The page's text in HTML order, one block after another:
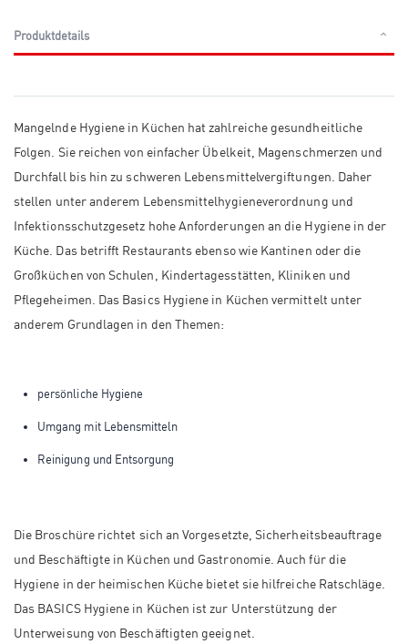
Produktdetails
Mangelnde Hygiene in Küchen hat zahlreiche gesundheitliche
Folgen. Sie reichen von einfacher Übelkeit, Magenschmerzen und
Durchfall bis hin zu schweren Lebensmittelvergiftungen. Daher
stellen unter anderem Lebensmittelhygieneverordnung und
Infektionsschutzgesetz hohe Anforderungen an die Hygiene in der
Küche. Das betrifft Restaurants ebenso wie Kantinen oder die
Großküchen von Schulen, Kindertagesstätten, Kliniken und
Pflegeheimen. Das Basics Hygiene in Küchen vermittelt unter
anderem Grundlagen in den Themen:
persönliche Hygiene
Umgang mit Lebensmitteln
Reinigung und Entsorgung
Die Broschüre richtet sich an Vorgesetzte, Sicherheitsbeauftrage
und Beschäftigte in Küchen und Gastronomie. Auch für die
Hygiene in der heimischen Küche bietet sie hilfreiche Ratschläge.
Das BASICS Hygiene in Küchen ist zur Unterstützung der
Unterweisung von Beschäftigten geeignet.